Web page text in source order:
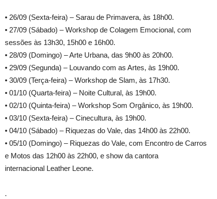
• 26/09 (Sexta-feira) – Sarau de Primavera, às 18h00.
• 27/09 (Sábado) – Workshop de Colagem Emocional, com
sessões às 13h30, 15h00 e 16h00.
• 28/09 (Domingo) – Arte Urbana, das 9h00 às 20h00.
• 29/09 (Segunda) – Louvando com as Artes, às 19h00.
• 30/09 (Terça-feira) – Workshop de Slam, às 17h30.
• 01/10 (Quarta-feira) – Noite Cultural, às 19h00.
• 02/10 (Quinta-feira) – Workshop Som Orgânico, às 19h00.
• 03/10 (Sexta-feira) – Cinecultura, às 19h00.
• 04/10 (Sábado) – Riquezas do Vale, das 14h00 às 22h00.
• 05/10 (Domingo) – Riquezas do Vale, com Encontro de Carros
e Motos das 12h00 às 22h00, e show da cantora
internacional Leather Leone.
.